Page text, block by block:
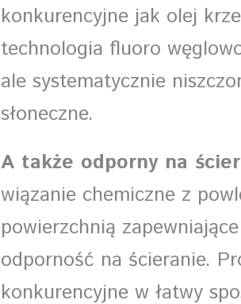
konkurencyjne jak olej
technologia fluoro
ale systematycznie
słoneczne.
A także odporny na
wiązanie chemiczne z
powierzchnią
odporność na ścieranie.
konkurencyjne w łatwy